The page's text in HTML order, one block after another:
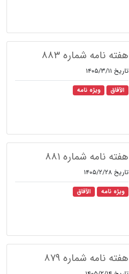
هفته نامه شماره ۸۸۳
تاریخ ۱۴۰۵/۳/۱۱
الآفاق ویژه نامه
هفته نامه شماره ۸۸۱
تاریخ ۱۴۰۵/۲/۲۸
ویژه نامه الآفاق
هفته نامه شماره ۸۷۹